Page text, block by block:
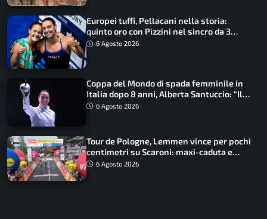
Europei tuffi, Pellacani nella storia:
quinto oro con Pizzini nel sincro da 3
metri
6 Agosto 2026
Coppa del Mondo di spada femminile in
Italia dopo 8 anni, Alberta Santuccio: “Il
lavoro dà sempre i suoi frutti”
6 Agosto 2026
Tour de Pologne, Lemmen vince per pochi
centimetri su Scaroni: maxi-caduta e
tappa accorciata
6 Agosto 2026